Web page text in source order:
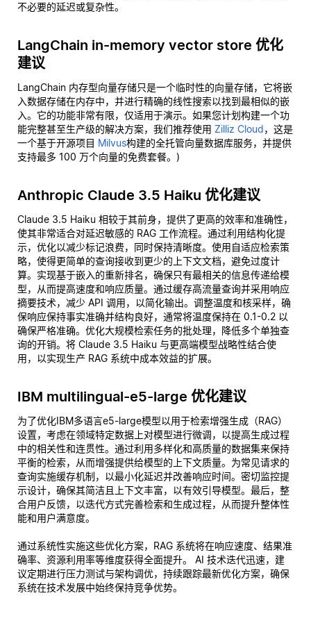
不必要的延迟或复杂性。
LangChain in-memory vector store 优化
建议
LangChain 内存型向量存储只是一个临时性的向量存储，它将嵌
入数据存储在内存中，并进行精确的线性搜索以找到最相似的嵌
入。它的功能非常有限，仅适用于演示。如果您计划构建一个功
能完整甚至生产级的解决方案，我们推荐使用 Zilliz Cloud，这是
一个基于开源项目 Milvus构建的全托管向量数据库服务，并提供
支持最多 100 万个向量的免费套餐。)
Anthropic Claude 3.5 Haiku 优化建议
Claude 3.5 Haiku 相较于其前身，提供了更高的效率和准确性，
使其非常适合对延迟敏感的 RAG 工作流程。通过利用结构化提
示，优化以减少标记浪费，同时保持清晰度。使用自适应检索策
略，使得更简单的查询接收到更少的上下文文档，避免过度计
算。实现基于嵌入的重新排名，确保只有最相关的信息传递给模
型，从而提高速度和响应质量。通过缓存高流量查询并采用响应
摘要技术，减少 API 调用，以简化输出。调整温度和核采样，确
保响应保持事实准确并结构良好，通常将温度保持在 0.1-0.2 以
确保严格准确。优化大规模检索任务的批处理，降低多个单独查
询的开销。将 Claude 3.5 Haiku 与更高端模型战略性结合使
用，以实现生产 RAG 系统中成本效益的扩展。
IBM multilingual-e5-large 优化建议
为了优化IBM多语言e5-large模型以用于检索增强生成（RAG）
设置，考虑在领域特定数据上对模型进行微调，以提高生成过程
中的相关性和连贯性。通过利用多样化和高质量的数据集来保持
平衡的检索，从而增强提供给模型的上下文质量。为常见请求的
查询实施缓存机制，以最小化延迟并改善响应时间。密切监控提
示设计，确保其简洁且上下文丰富，以有效引导模型。最后，整
合用户反馈，以迭代方式完善检索和生成过程，从而提升整体性
能和用户满意度。
通过系统性实施这些优化方案，RAG 系统将在响应速度、结果准
确率、资源利用率等维度获得全面提升。 AI 技术迭代迅速，建
议定期进行压力测试与架构调优，持续跟踪最新优化方案，确保
系统在技术发展中始终保持竞争优势。